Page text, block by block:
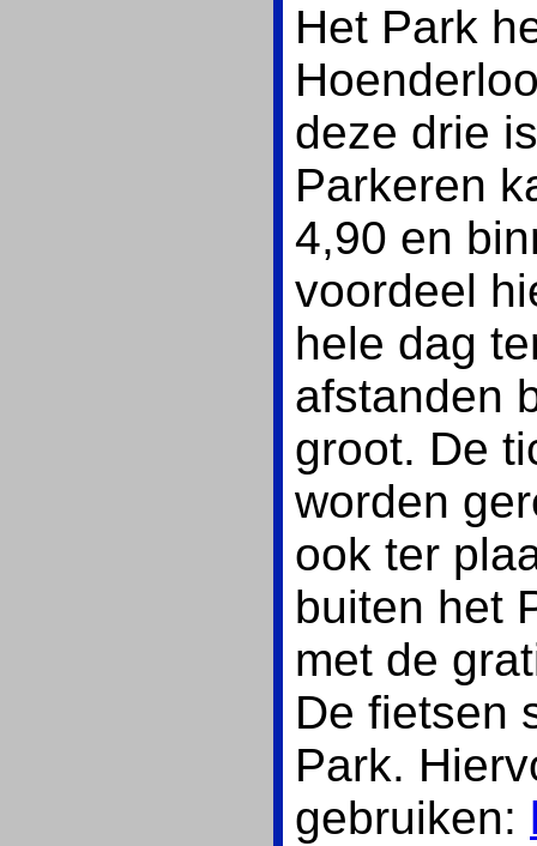
Het Park
deze drie
Parkeren
4,90 en
voordeel
hele dag
afstanden
groot. De
worden
ook ter
buiten het
met de
De fietsen
Park.
gebruiken: